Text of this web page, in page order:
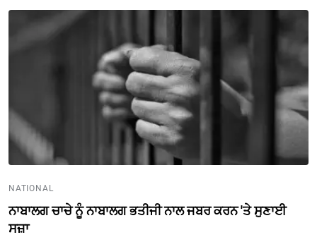
NATIONAL
ਨਾਬਾਲਗ ਚਾਚੇ ਨੂੰ ਨਾਬਾਲਗ ਭਤੀਜੀ ਨਾਲ ਜਬਰ ਕਰਨ 'ਤੇ ਸੁਣਾਈ
ਸਜ਼ਾ